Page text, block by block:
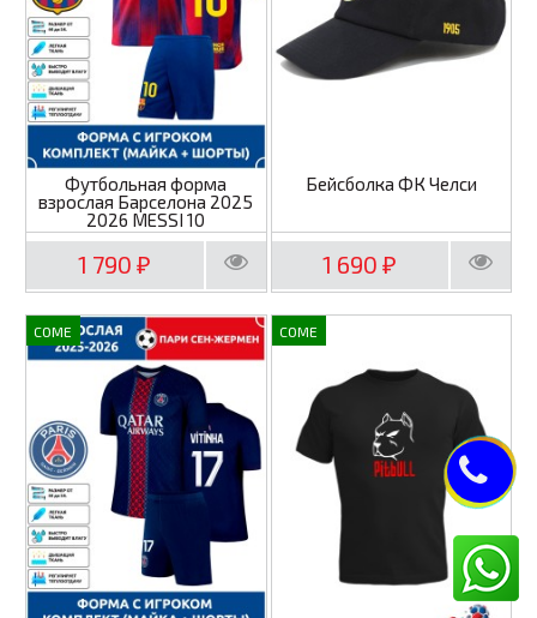
Футбольная форма
взрослая Барселона 2025
2026 MESSI 10
1 790₽
Бейсболка ФК Челси
1 690₽
COME COME